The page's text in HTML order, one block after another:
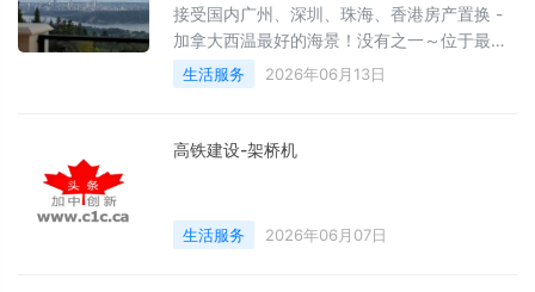
接受国内广州、深圳、珠海、香港房产置换 -
加拿大西温最好的海景！没有之一～位于最受
欢迎的Chartwell Dr， 土地面积15384 sf，房
屋面积近7654 尺，3层7房7卫4年新
生活服务 2026年06月13日
高铁建设-架桥机
生活服务 2026年06月07日